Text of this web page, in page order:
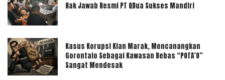
Hak Jawab Resmi PT QDua Sukses Mandiri
Kasus Korupsi Kian Marak, Mencanangkan
Gorontalo Sebagai Kawasan Bebas “POTA’O”
Sangat Mendesak